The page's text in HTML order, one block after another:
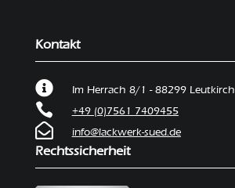
Kontakt
 Im Herrach 8/1 -88299 Leutkirch
 +49 (0)7561 7409455
 info@lackwerk-sued.de
Rechtssicherheit